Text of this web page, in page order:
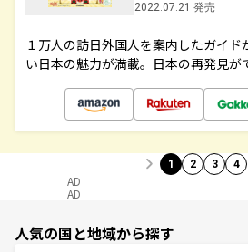
2022.07.21 発売
１万人の訪日外国人を案内したガイ
い日本の魅力が満載。日本の再発見が
1 2 3 4
AD
AD
人気の国と地域から探す